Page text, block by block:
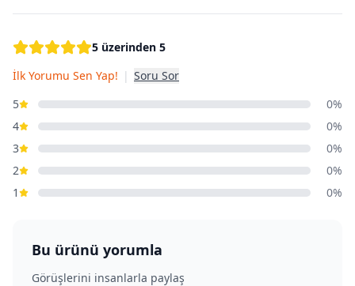
5 üzerinden 5
İlk Yorumu Sen Yap! | Soru Sor
5
0%
4
0%
3
0%
2
0%
1
0%
Bu ürünü yorumla
Görüşlerini insanlarla paylaş